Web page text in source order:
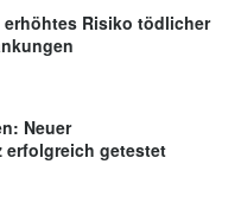
Risiko tödlicher
Neuer
erfolgreich getestet